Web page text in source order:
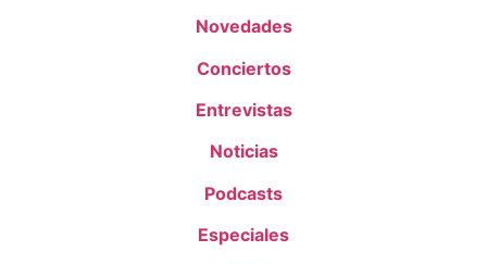
Novedades
Conciertos
Entrevistas
Noticias
Podcasts
Especiales